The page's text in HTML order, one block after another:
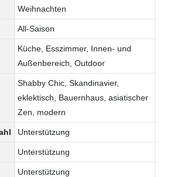
Weihnachten
All-Saison
Küche, Esszimmer, Innen- und
Außenbereich, Outdoor
Shabby Chic, Skandinavier,
eklektisch, Bauernhaus, asiatischer
Zen, modern
Unterstützung
Unterstützung
Unterstützung